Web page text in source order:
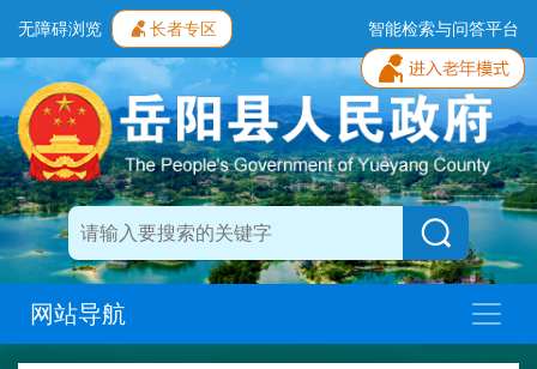
无障碍浏览 长者专区 智能检索与问答平台
网站导航